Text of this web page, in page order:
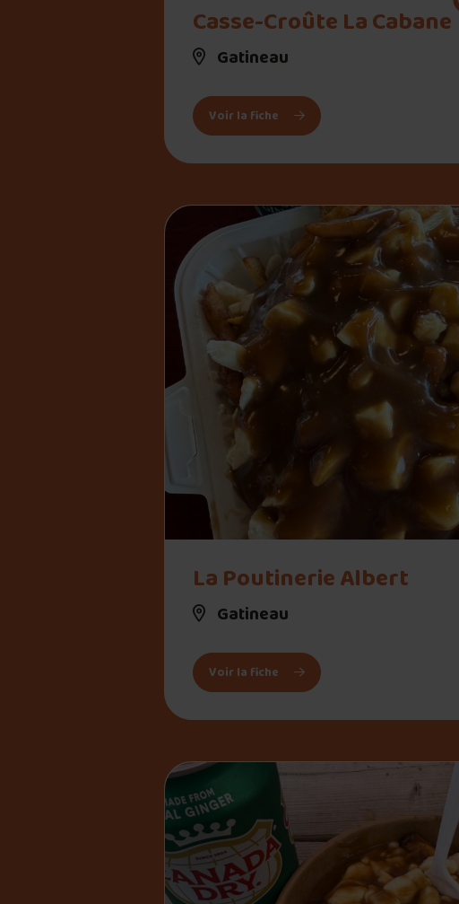
Casse-Croûte La Cabane
Gatineau
Voir la fiche : Casse-Croûte La Cabane
La Poutinerie Albert
Gatineau
Voir la fiche : La Poutinerie Albert